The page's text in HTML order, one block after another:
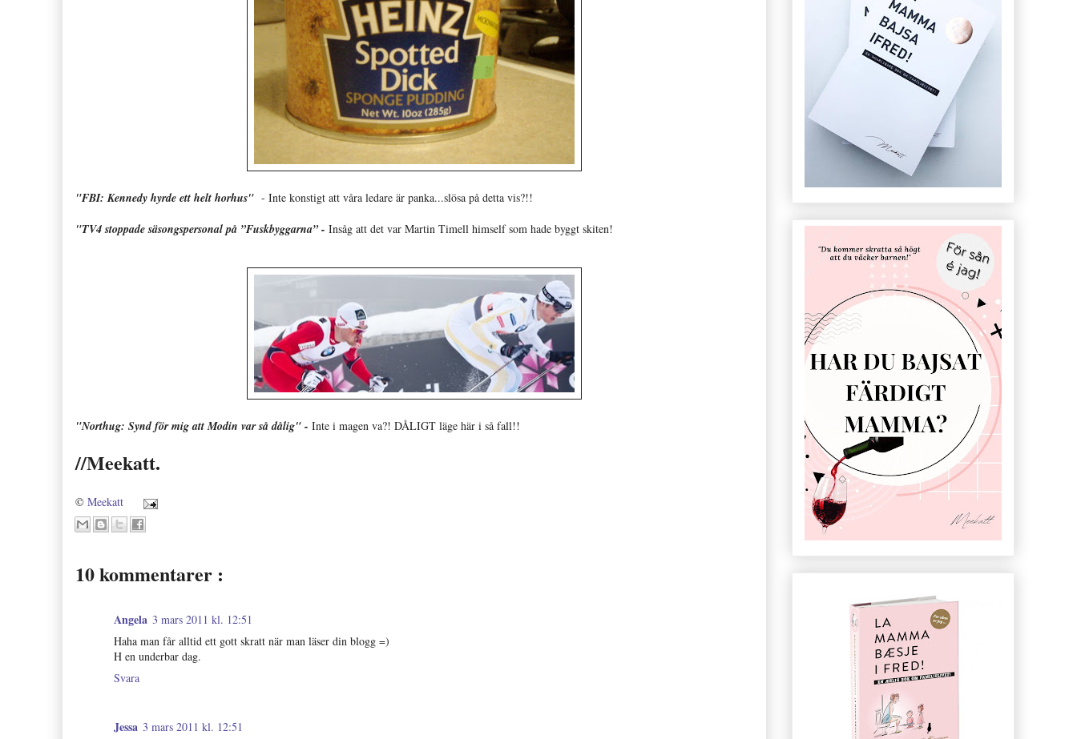
"FBI: Kennedy hyrde ett helt horhus" - Inte konstigt att våra ledare är panka...slösa på detta vis?!!
"TV4 stoppade säsongspersonal på ”Fuskbyggarna” - Insåg att det var Martin Timell himself som hade byggt skiten!
"Northug: Synd för mig att Modin var så dålig" - Inte i magen va?! DÅLIGT läge här i så fall!!
//Meekatt.
© Meekatt
10 kommentarer :
Angela 3 mars 2011 kl. 12:51
Haha man får alltid ett gott skratt när man läser din blogg =)
H en underbar dag.
Svara
Jessa 3 mars 2011 kl. 12:51